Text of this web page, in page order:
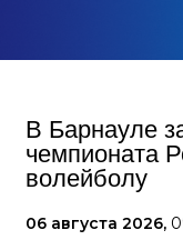
В Барнауле
чемпионата
волейболу
06 августа 2026,